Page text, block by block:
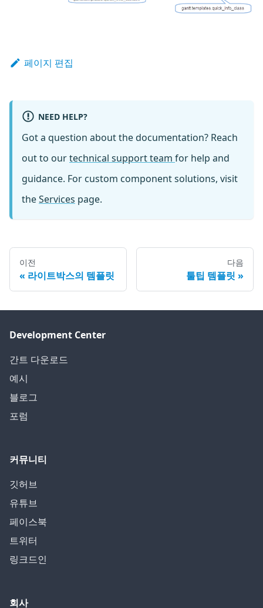
페이지 편집
NEED HELP?
Got a question about the documentation? Reach
out to ourtechnical support team for help and
guidance. For custom component solutions, visit
theServices page.
이전
라이트박스의 템플릿
다음
툴팁 템플릿
Development Center
간트 다운로드
예시
블로그
포럼
커뮤니티
깃허브
유튜브
페이스북
트위터
링크드인
회사